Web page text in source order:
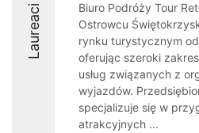
Laureaci
Biuro Podróży Tour
Ostrowcu
rynku turystycznym
oferując szeroki
usług związanych z
wyjazdów.
specjalizuje się w
atrakcyjnych ...